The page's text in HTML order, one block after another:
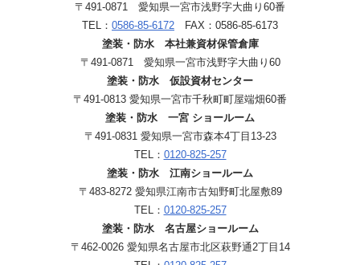
〒491-0871 愛知県一宮市浅野字大曲り60番
TEL： 0586-85-6172 FAX：0586-85-6173
塗装・防水 本社兼資材保管倉庫
〒491-0871 愛知県一宮市浅野字大曲り60
塗装・防水 仮設資材センター
〒491-0813 愛知県一宮市千秋町町屋端畑60番
塗装・防水 一宮 ショールーム
〒491-0831 愛知県一宮市森本4丁目13-23
TEL： 0120-825-257
塗装・防水 江南ショールーム
〒483-8272 愛知県江南市古知野町北屋敷89
TEL： 0120-825-257
塗装・防水 名古屋ショールーム
〒462-0026 愛知県名古屋市北区萩野通2丁目14